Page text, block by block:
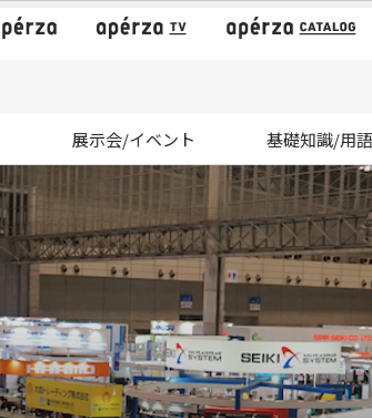
展示会/イベント 基礎知識/用